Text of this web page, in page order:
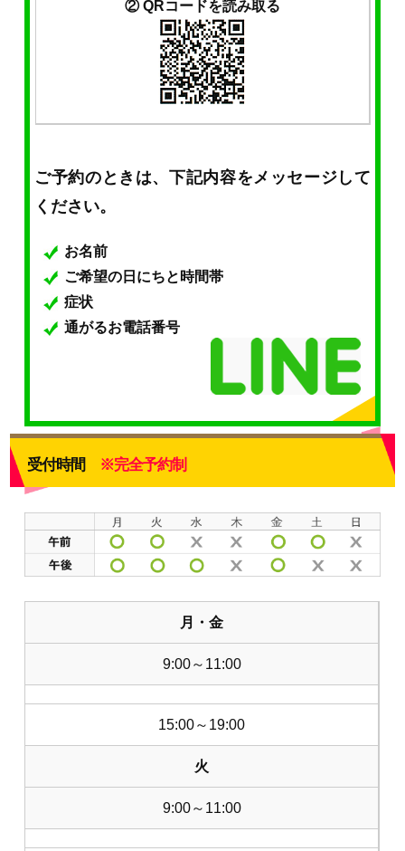
② QRコードを読み取る
ご予約のときは、下記内容をメッセージして
ください。
お名前
ご希望の日にちと時間帯
症状
通がるお電話番号
受付時間 ※完全予約制
月・金
9:00～11:00
15:00～19:00
火
9:00～11:00